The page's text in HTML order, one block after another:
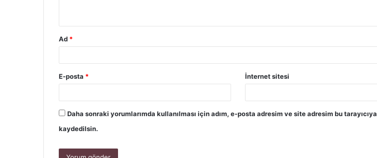
Ad *
E-posta * İnternet sitesi
Daha sonraki yorumlarımda kullanılması için adım, e-posta adresim ve site adresim bu tarayıcıya
kaydedilsin.